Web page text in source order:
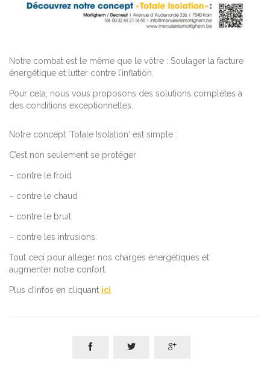
Notre combat est le même que le vôtre : Soulager la facture
énergétique et lutter contre l’inflation.
Pour cela, nous vous proposons des solutions complètes à
des conditions exceptionnelles.
Notre concept ‘Totale Isolation‘ est simple :
C’est non seulement se protéger
– contre le froid
– contre le chaud
– contre le bruit
– contre les intrusions.
Tout ceci pour alléger nos charges énergétiques et
augmenter notre confort.
Plus d’infos en cliquant ici
  